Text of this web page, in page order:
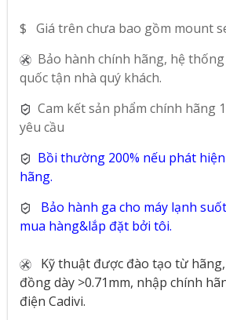
$ Giá trên chưa bao gồm mount
Bảo hành chính hãng, hệ
quốc tận nhà quý khách.
Cam kết sản phẩm chính hãng
yêu cầu
Bồi thường 200% nếu phát
hãng.
Bảo hành ga cho máy lạnh
mua hàng&lắp đặt bởi tôi.
Kỹ thuật được đào tạo từ
đồng dày >0.71mm, nhập chính
điện Cadivi.